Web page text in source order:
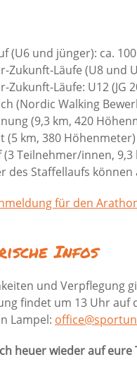
(U6 und jünger): ca.
Zukunft-Läufe (U8 und
Zukunft-Läufe: U12 (JG
(Nordic Walking
(9,3 km, 420
(5 km, 380
(3 Teilnehmer/innen,
des Staffellaufs
für den
Infos
und Verpflegung
findet um 13 Uhr auf
Lampel:
heuer wieder auf